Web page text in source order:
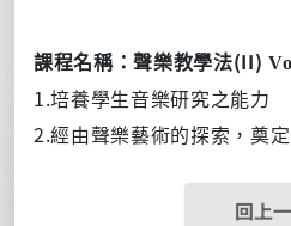
課程名稱：聲樂教學法(II)
1.培養學生音樂研究之能力
2.經由聲樂藝術的探索，奠
回上